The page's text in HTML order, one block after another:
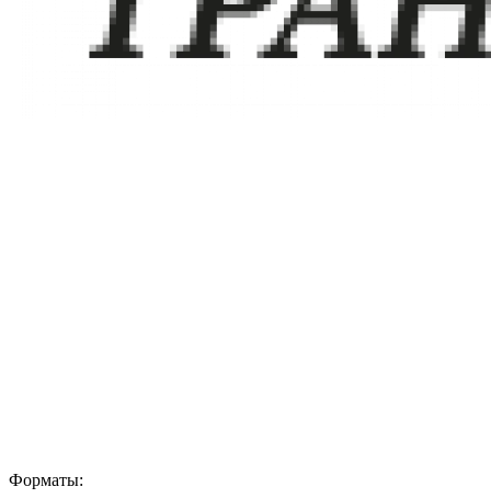
Форматы: